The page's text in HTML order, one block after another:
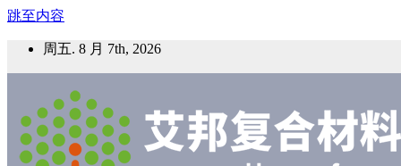
跳至内容
周五. 8 月 7th, 2026